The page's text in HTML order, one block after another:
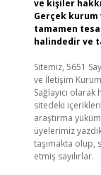
ve kişiler
Gerçek
tamamen
halindedir ve
Sitemiz, 5651
ve İletişim
Sağlayıcı
sitedeki
araştırma
üyelerimiz
taşımakta olup,
etmiş sayılırlar.